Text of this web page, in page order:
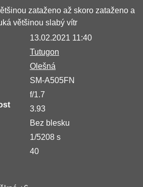
zataženo až skoro zataženo a
většinou slabý vítr
13.02.2021 11:40
Tutugon
Olešná
SM-A505FN
f/1.7
3.93
Bez blesku
1/5208 s
40